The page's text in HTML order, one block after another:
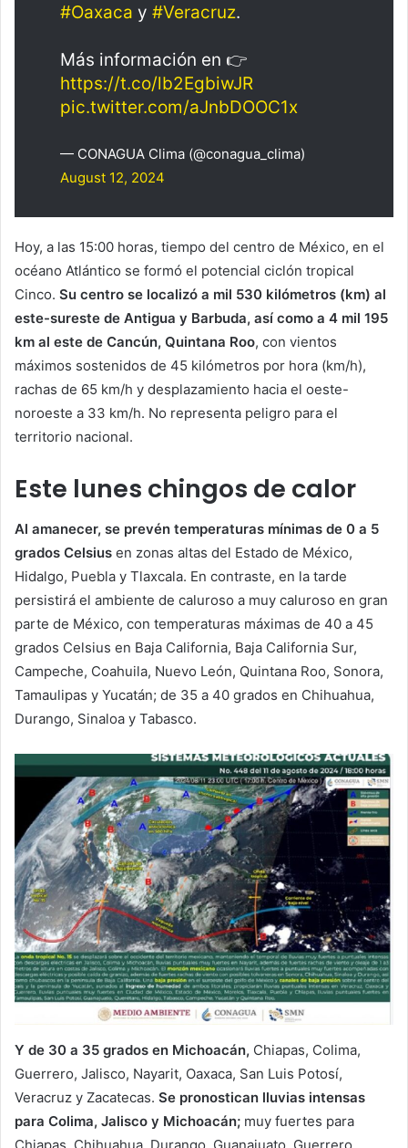
#Oaxaca y #Veracruz.
Más información en 👉
https://t.co/lb2EgbiwJR
pic.twitter.com/aJnbDOOC1x
— CONAGUA Clima (@conagua_clima)
August 12, 2024
Hoy, a las 15:00 horas, tiempo del centro de México, en el
océano Atlántico se formó el potencial ciclón tropical
Cinco. Su centro se localizó a mil 530 kilómetros (km) al
este-sureste de Antigua y Barbuda, así como a 4 mil 195
km al este de Cancún, Quintana Roo, con vientos
máximos sostenidos de 45 kilómetros por hora (km/h),
rachas de 65 km/h y desplazamiento hacia el oeste-
noroeste a 33 km/h. No representa peligro para el
territorio nacional.
Este lunes chingos de calor
Al amanecer, se prevén temperaturas mínimas de 0 a 5
grados Celsius en zonas altas del Estado de México,
Hidalgo, Puebla y Tlaxcala. En contraste, en la tarde
persistirá el ambiente de caluroso a muy caluroso en gran
parte de México, con temperaturas máximas de 40 a 45
grados Celsius en Baja California, Baja California Sur,
Campeche, Coahuila, Nuevo León, Quintana Roo, Sonora,
Tamaulipas y Yucatán; de 35 a 40 grados en Chihuahua,
Durango, Sinaloa y Tabasco.
Y de 30 a 35 grados en Michoacán, Chiapas, Colima,
Guerrero, Jalisco, Nayarit, Oaxaca, San Luis Potosí,
Veracruz y Zacatecas. Se pronostican lluvias intensas
para Colima, Jalisco y Michoacán; muy fuertes para